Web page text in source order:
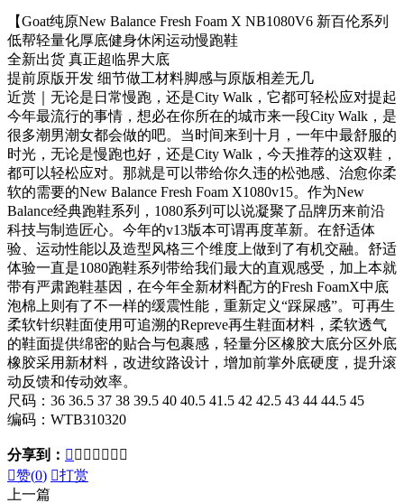
【Goat纯原New Balance Fresh Foam X NB1080V6 新百伦系列
低帮轻量化厚底健身休闲运动慢跑鞋
全新出货 真正超临界大底
提前原版开发 细节做工材料脚感与原版相差无几
近赏｜无论是日常慢跑，还是City Walk，它都可轻松应对提起
今年最流行的事情，想必在你所在的城市来一段City Walk，是
很多潮男潮女都会做的吧。当时间来到十月，一年中最舒服的
时光，无论是慢跑也好，还是City Walk，今天推荐的这双鞋，
都可以轻松应对。那就是可以带给你久违的松弛感、治愈你柔
软的需要的New Balance Fresh Foam X1080v15。作为New
Balance经典跑鞋系列，1080系列可以说凝聚了品牌历来前沿
科技与制造匠心。今年的v13版本可谓再度革新。在舒适体
验、运动性能以及造型风格三个维度上做到了有机交融。舒适
体验一直是1080跑鞋系列带给我们最大的直观感受，加上本就
带有严肃跑鞋基因，在今年全新材料配方的Fresh FoamX中底
泡棉上则有了不一样的缓震性能，重新定义“踩屎感”。可再生
柔软针织鞋面使用可追溯的Repreve再生鞋面材料，柔软透气
的鞋面提供绵密的贴合与包裹感，轻量分区橡胶大底分区外底
橡胶采用新材料，改进纹路设计，增加前掌外底硬度，提升滚
动反馈和传动效率。
尺码：36 36.5 37 38 39.5 40 40.5 41.5 42 42.5 43 44 44.5 45
编码：WTB310320
分享到：       
赞(0) 打赏
上一篇